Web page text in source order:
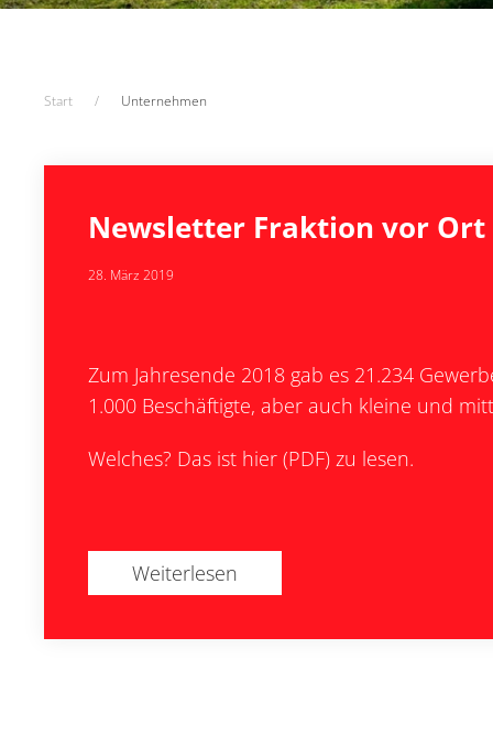
Start Unternehmen
Newsletter Fraktion vor Ort
28. März 2019
Zum Jahresende 2018 gab es 21.234
1.000 Beschäftigte, aber auch kleine und
Welches? Das ist hier (PDF) zu lesen.
Weiterlesen